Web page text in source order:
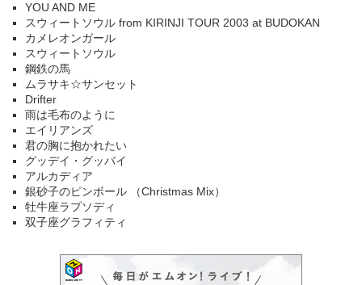
YOU AND ME
スウィートソウル from KIRINJI TOUR 2003 at BUDOKAN
カメレオンガール
スウィートソウル
鋼鉄の馬
ムラサキ☆サンセット
Drifter
雨は毛布のように
エイリアンズ
君の胸に抱かれたい
グッデイ・グッバイ
アルカディア
銀砂子のピンボール （Christmas Mix）
牡牛座ラプソディ
双子座グラフィティ